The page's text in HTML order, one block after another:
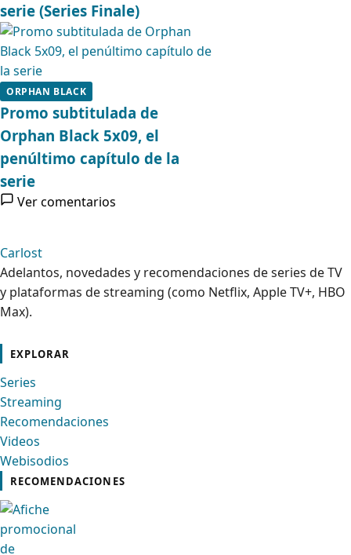
serie (Series Finale)
ORPHAN BLACK
Promo subtitulada de
Orphan Black 5x09, el
penúltimo capítulo de la
serie
Ver comentarios
Carlost
Adelantos, novedades y recomendaciones de series de TV
y plataformas de streaming (como Netflix, Apple TV+, HBO
Max).
EXPLORAR
Series
Streaming
Recomendaciones
Videos
Webisodios
RECOMENDACIONES